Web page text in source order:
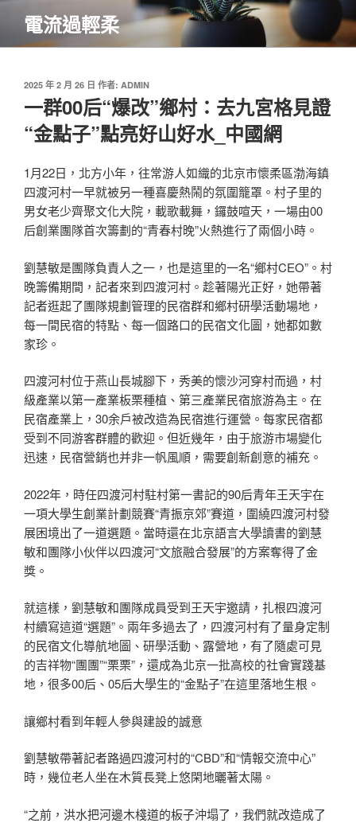
主
電流過輕柔
發
於
2025 年 2 月 26 日 作者: ADMIN
一群00后“爆改”鄉村：去九宮格見證
“金點子”點亮好山好水_中國網
1月22日，北方小年，往常游人如織的北京市懷柔區渤海鎮
四渡河村一早就被另一種喜慶熱鬧的氛圍籠罩。村子里的
男女老少齊聚文化大院，載歌載舞，鑼鼓喧天，一場由00
后創業團隊首次籌劃的“青春村晚”火熱進行了兩個小時。
劉慧敏是團隊負責人之一，也是這里的一名“鄉村CEO”。村
晚籌備期間，記者來到四渡河村。趁著陽光正好，她帶著
記者逛起了團隊規劃管理的民宿群和鄉村研學活動場地，
每一間民宿的特點、每一個路口的民宿文化圖，她都如數
家珍。
四渡河村位于燕山長城腳下，秀美的懷沙河穿村而過，村
級產業以第一產業板栗種植、第三產業民宿旅游為主。在
民宿產業上，30余戶被改造為民宿進行運營。每家民宿都
受到不同游客群體的歡迎。但近幾年，由于旅游市場變化
迅速，民宿營銷也并非一帆風順，需要創新創意的補充。
2022年，時任四渡河村駐村第一書記的90后青年王天宇在
一項大學生創業計劃競賽“青振京郊”賽道，圍繞四渡河村發
展困境出了一道選題。當時還在北京語言大學讀書的劉慧
敏和團隊小伙伴以四渡河“文旅融合發展”的方案奪得了金
獎。
就這樣，劉慧敏和團隊成員受到王天宇邀請，扎根四渡河
村續寫這道“選題”。兩年多過去了，四渡河村有了量身定制
的民宿文化導航地圖、研學活動、露營地，有了隨處可見
的吉祥物“團團”“栗栗”，還成為北京一批高校的社會實踐基
地，很多00后、05后大學生的“金點子”在這里落地生根。
讓鄉村看到年輕人參與建設的誠意
劉慧敏帶著記者路過四渡河村的“CBD”和“情報交流中心”
時，幾位老人坐在木質長凳上悠閑地曬著太陽。
“之前，洪水把河邊木棧道的板子沖塌了，我們就改造成了